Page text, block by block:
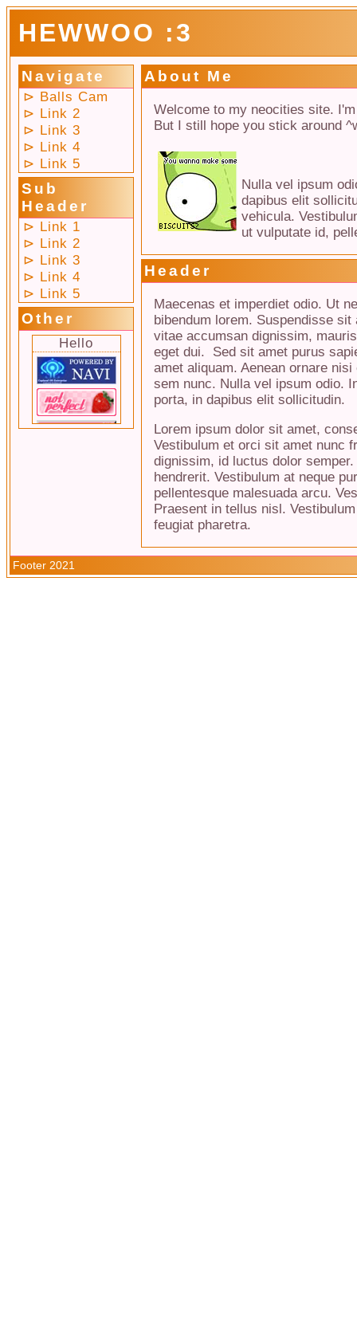
HEWWOO :3
Navigate
⊳ Balls Cam
⊳ Link 2
⊳ Link 3
⊳ Link 4
⊳ Link 5
Sub
Header
⊳ Link 1
⊳ Link 2
⊳ Link 3
⊳ Link 4
⊳ Link 5
Other
Hello
About Me
Welcome to my neocities site.
But I still hope you stick around
Nulla vel ipsum
dapibus elit
vehicula.
ut vulputate id,
Header
Maecenas et imperdiet odio. Ut
bibendum lorem. Suspendisse
vitae accumsan dignissim,
eget dui.
Sed sit amet purus
amet aliquam. Aenean ornare
sem nunc. Nulla vel ipsum odio.
porta, in dapibus elit sollicitudin.
Lorem ipsum dolor sit amet,
Vestibulum et orci sit amet nunc
dignissim, id luctus dolor
hendrerit. Vestibulum at neque
pellentesque malesuada arcu.
Praesent in tellus nisl.
feugiat pharetra.
Footer 2021